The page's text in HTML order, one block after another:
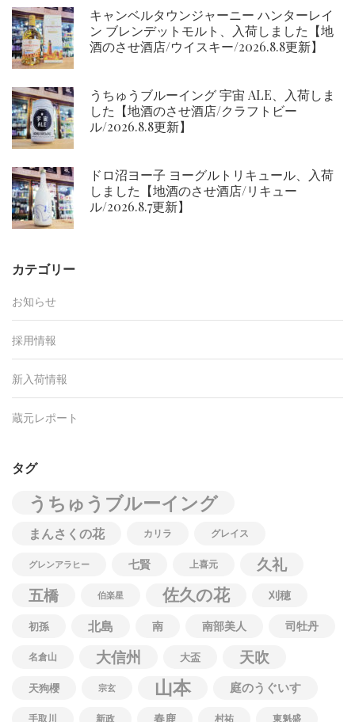
キャンベルタウンジャーニー ハンターレイ
ン ブレンデットモルト、入荷しました【地
酒のさせ酒店/ウイスキー/2026.8.8更新】
うちゅうブルーイング 宇宙 ALE、入荷しま
した【地酒のさせ酒店/クラフトビー
ル/2026.8.8更新】
ドロ沼ヨー子 ヨーグルトリキュール、入荷
しました【地酒のさせ酒店/リキュー
ル/2026.8.7更新】
カテゴリー
お知らせ
採用情報
新入荷情報
蔵元レポート
タグ
うちゅうブルーイング
まんさくの花 カリラ グレイス
グレンアラヒー 七賢 上喜元
久礼
五橋
伯楽星 佐久の花 刈穂
初孫 北島 南 南部美人 司牡丹
名倉山 大信州 大盃 天吹
天狗櫻 宗玄 山本 庭のうぐいす
手取川 新政 春鹿 村祐 東魁盛